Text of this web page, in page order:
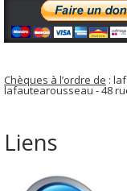
Chèques à l’ordre de :
lafautearousseau - 48
Liens